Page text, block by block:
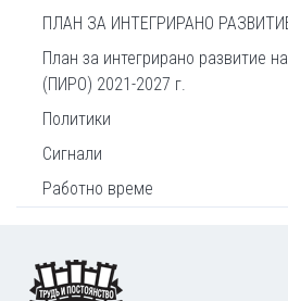
ПЛАН ЗА ИНТЕГРИРАНО
План за интегрирано развитие
(ПИРО) 2021-2027 г.
Политики
Сигнали
Работно време
Footer